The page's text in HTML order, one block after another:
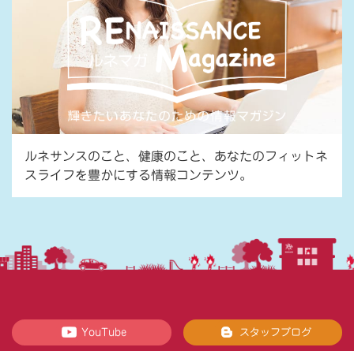
ルネサンスのこと、健康のこと、あなたのフィットネ
スライフを豊かにする情報コンテンツ。
YouTube スタッフブログ